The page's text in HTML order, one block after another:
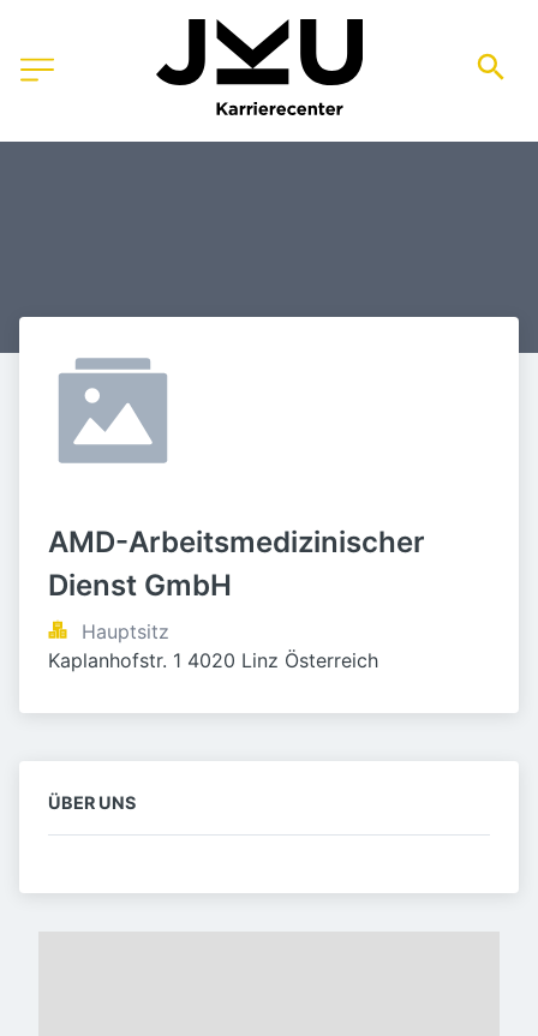
AMD-Arbeitsmedizinischer
Dienst GmbH
Hauptsitz
Kaplanhofstr. 1 4020 Linz Österreich
ÜBER UNS